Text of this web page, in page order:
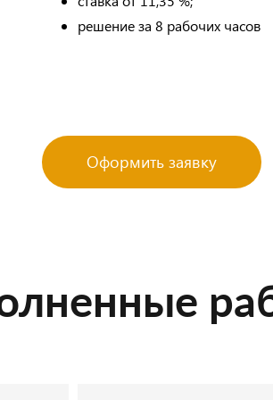
решение за 8 рабочих часов
Оформить заявку